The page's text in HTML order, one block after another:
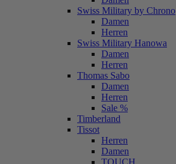
Swiss Military by Chrono
Damen
Herren
Swiss Military Hanowa
Damen
Herren
Thomas Sabo
Damen
Herren
Sale %
Timberland
Tissot
Herren
Damen
TOUCH